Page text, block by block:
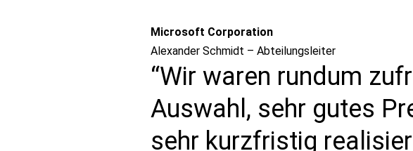
Microsoft Corporation
Alexander Schmidt – Abteilungsleiter
“Wir waren rundum
Auswahl, sehr gutes
sehr kurzfristig